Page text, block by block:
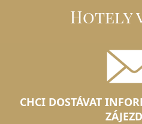
Hotely
CHCI DOSTÁVAT